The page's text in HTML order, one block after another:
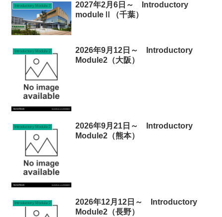
Introductory Module 2
2027年2月6日～ Introductory
moduleⅡ（千葉）
Introductory Module 2
2026年9月12日～ Introductory
Module2（大阪）
Introductory Module 2
2026年9月21日～ Introductory
Module2（熊本）
Introductory Module 2
2026年12月12日～ Introductory
Module2（長野）